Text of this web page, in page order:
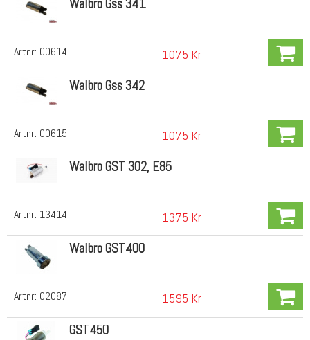
Artnr: 00614
Walbro Gss 341
1075 Kr
Artnr: 00615
Walbro Gss 342
1075 Kr
Artnr: 13414
Walbro GST 302, E85
1375 Kr
Artnr: 02087
Walbro GST400
1595 Kr
GST450